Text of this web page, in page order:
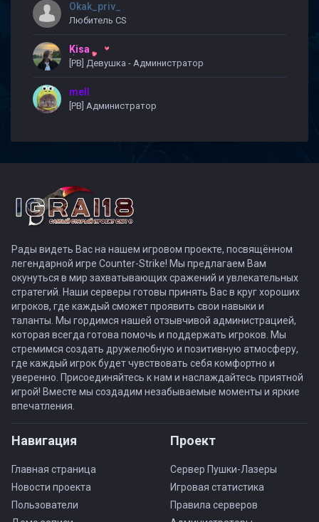
Okak_priv_
Любитель CS
Kisa
[PB] Девушка - Администратор
mell
[PB] Администратор
Рады видеть Вас на нашем игровом проекте, посвящённом
легендарной игре Counter-Strike! Мы предлагаем Вам
окунуться в мир захватывающих сражений и увлекательных
стратегий. Наши серверы готовы принять Вас в круг хороших
игроков, где каждый сможет проявить свои навыки и
таланты. Мы гордимся нашей отзывчивой администрацией,
которая всегда готова помочь и поддержать игроков. Мы
стремимся создать дружелюбную и позитивную атмосферу,
где каждый игрок будет чувствовать себя комфортно и
уверенно. Присоединяйтесь к нам и наслаждайтесь приятной
игрой! Вместе мы создадим незабываемые моменты и яркие
впечатления.
Навигация
Главная страница
Новости проекта
Пользователи
Проект
Сервер Пушки-Лазеры
Игровая статистика
Правила серверов